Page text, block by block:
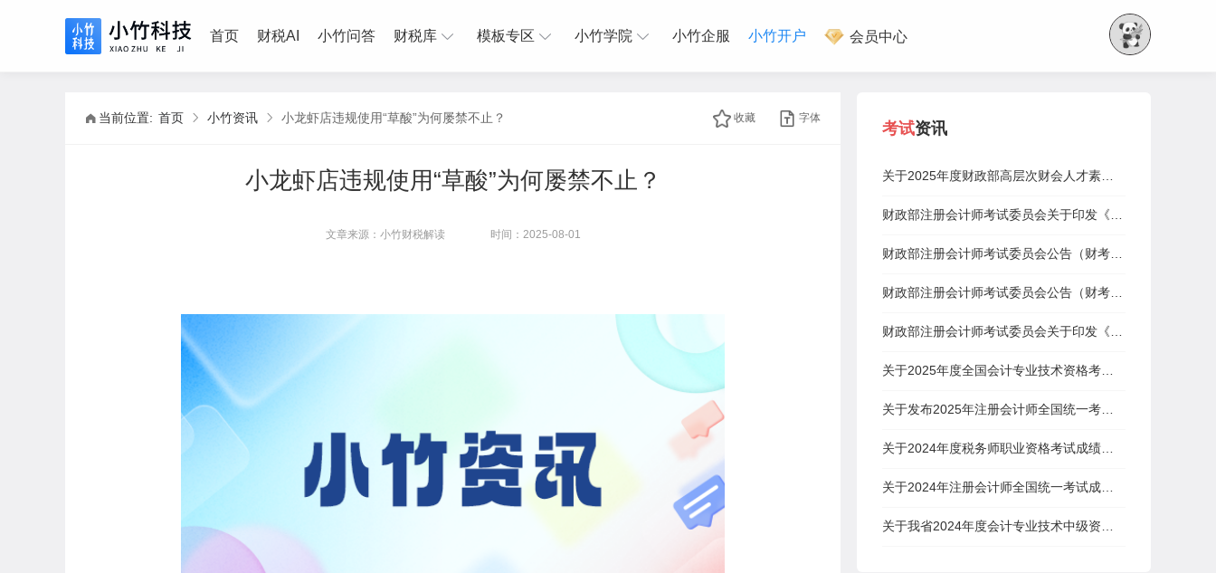
首页 财税AI 小竹问答 财税库 模板专区 小竹学院 小竹企服 小竹开户 会员中心
当前位置: 首页 小竹资讯 小龙虾店违规使用“草酸”为何屡禁不止？ 收藏 字体
小龙虾店违规使用“草酸”为何屡禁不止？
文章来源：小竹财税解读 时间：2025-08-01
考试资讯